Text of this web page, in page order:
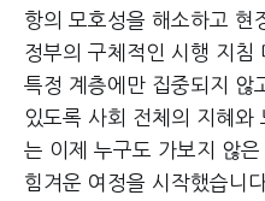
항의 모호성을 해소하고 현
정부의 구체적인 시행 지침
특정 계층에만 집중되지 않
있도록 사회 전체의 지혜와
는 이제 누구도 가보지 않
힘겨운 여정을 시작했습니